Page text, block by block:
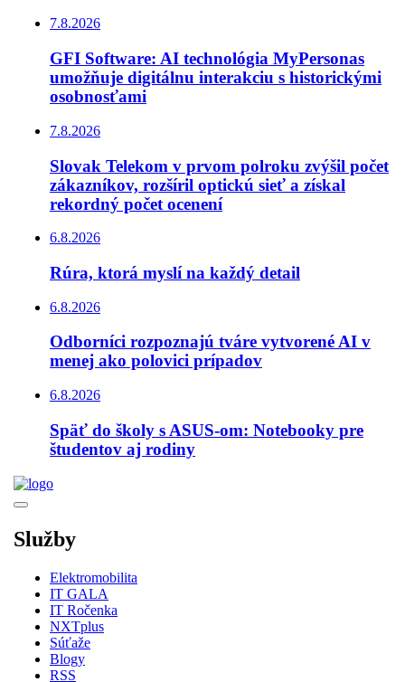
7.8.2026
GFI Software: AI technológia MyPersonas
umožňuje digitálnu interakciu s historickými
osobnosťami
7.8.2026
Slovak Telekom v prvom polroku zvýšil počet
zákazníkov, rozšíril optickú sieť a získal
rekordný počet ocenení
6.8.2026
Rúra, ktorá myslí na každý detail
6.8.2026
Odborníci rozpoznajú tváre vytvorené AI v
menej ako polovici prípadov
6.8.2026
Späť do školy s ASUS-om: Notebooky pre
študentov aj rodiny
Služby
Elektromobilita
IT GALA
IT Ročenka
NXTplus
Súťaže
Blogy
RSS